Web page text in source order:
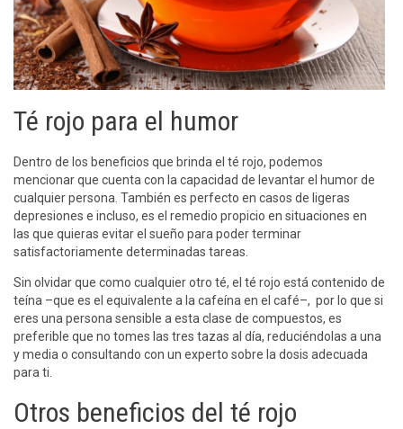
Té rojo para el humor
Dentro de los beneficios que brinda el té rojo, podemos
mencionar que cuenta con la capacidad de levantar el humor de
cualquier persona. También es perfecto en casos de ligeras
depresiones e incluso, es el remedio propicio en situaciones en
las que quieras evitar el sueño para poder terminar
satisfactoriamente determinadas tareas.
Sin olvidar que como cualquier otro té, el té rojo está contenido de
teína –que es el equivalente a la cafeína en el café–, por lo que si
eres una persona sensible a esta clase de compuestos, es
preferible que no tomes las tres tazas al día, reduciéndolas a una
y media o consultando con un experto sobre la dosis adecuada
para ti.
Otros beneficios del té rojo